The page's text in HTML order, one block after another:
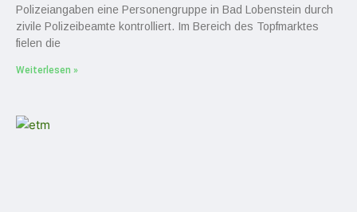
Polizeiangaben eine Personengruppe in Bad Lobenstein durch
zivile Polizeibeamte kontrolliert. Im Bereich des Topfmarktes
fielen die
Weiterlesen »